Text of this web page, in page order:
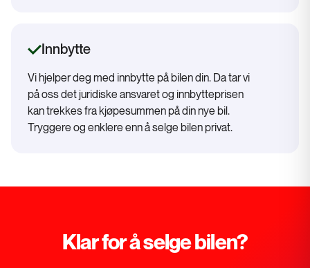
Innbytte
Vi hjelper deg med innbytte på bilen din. Da tar vi
på oss det juridiske ansvaret og innbytteprisen
kan trekkes fra kjøpesummen på din nye bil.
Tryggere og enklere enn å selge bilen privat.
Klar for å selge bilen?